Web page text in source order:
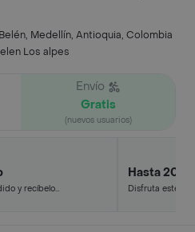
Medellín, Antioquia, Colombia
Los alpes
Envío
Gratis
(nuevos usuarios)
y recíbelo
Hasta 20%
Disfruta este